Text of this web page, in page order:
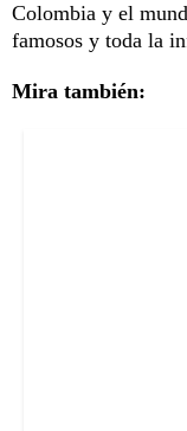
Colombia y el
famosos y toda la
Mira también: